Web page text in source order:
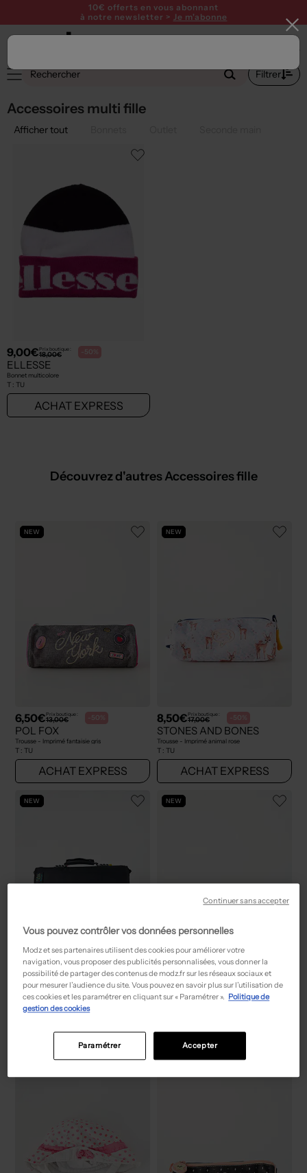
10€ offerts en vous abonnant
à notre newsletter > Je m'abonne
Filtrer
Accessoires multi fille
Afficher tout
9,00€Prix boutique :
18,00€ -50%
ELLESSE
Bonnet multicolore
T : TU
ACHAT EXPRESS
Découvrez d'autres Accessoires fille
NEW
6,50€Prix boutique :
13,00€ -50%
POL FOX
Trousse - Imprimé fantaisie gris
T : TU
ACHAT EXPRESS
NEW
8,50€Prix boutique :
17,00€ -50%
STONES AND BONES
Trousse - Imprimé animal rose
T : TU
ACHAT EXPRESS
NEW
29,50€Prix boutique :
59,00€ -50%
DELSEY
Cartable noir
ACHAT EXPRESS
NEW
8,00€Prix boutique :
16,00€ -50%
KAPORAL
ACHAT EXPRESS
Vous pouvez contrôler vos données personnelles
Modz et ses partenaires utilisent des cookies pour améliorer votre
navigation, vous proposer des publicités personnalisées, vous donner la
possibilité de partager des contenus de modz.fr sur les réseaux sociaux et
pour mesurer l’audience du site. Vous pouvez en savoir plus sur l’utilisation de
ces cookies et les paramétrer en cliquant sur « Paramétrer ». Politique de
gestion des cookies
Accepter
Paramétrer
Continuer sans accepter